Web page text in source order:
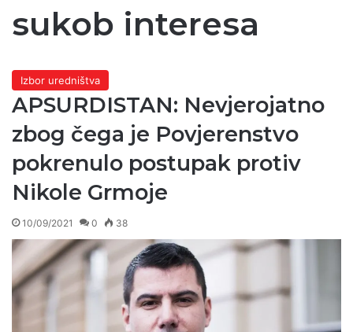
sukob interesa
Izbor uredništva
APSURDISTAN: Nevjerojatno
zbog čega je Povjerenstvo
pokrenulo postupak protiv
Nikole Grmoje
10/09/2021 0 38